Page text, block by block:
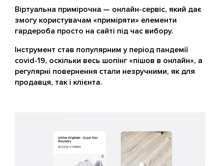
Віртуальна примірочна — онлайн-сервіс, який дає
змогу користувачам «приміряти» елементи
гардероба просто на сайті під час вибору.
Інструмент став популярним у період пандемії
covid-19, оскільки весь шопінг «пішов в онлайн», а
регулярні повернення стали незручними, як для
продавця, так і клієнта.